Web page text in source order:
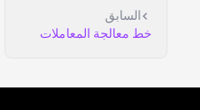
السابق
خط معالجة المعاملات